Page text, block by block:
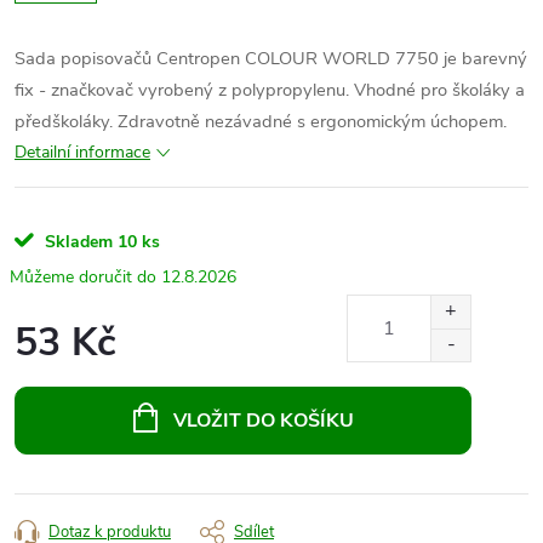
Sada popisovačů Centropen COLOUR WORLD 7750 je barevný
fix - značkovač vyrobený z polypropylenu. Vhodné pro školáky a
předškoláky. Zdravotně nezávadné s ergonomickým úchopem.
Detailní informace
Skladem 10 ks
12.8.2026
53 Kč
VLOŽIT DO KOŠÍKU
Dotaz k produktu Sdílet